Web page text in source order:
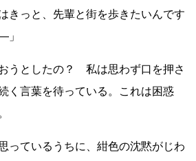
きっと、先輩と街を歩きたいんです
」
うとしたの？ 私は思わず口を押さ
く言葉を待っている。これは困惑
っているうちに、紺色の沈黙がじわ